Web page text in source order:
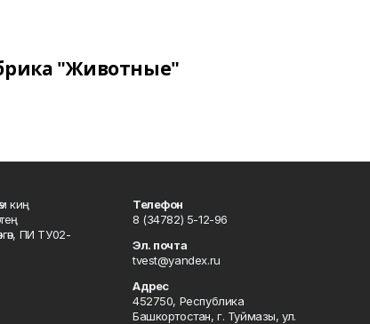
"Животные"
киң
ПИ ТУ02-
Телефон
8 (34782) 5-12-96
Эл. почта
tvest@yandex.ru
Адрес
452750, Республика
Башкортостан, г. Туймазы, ул.